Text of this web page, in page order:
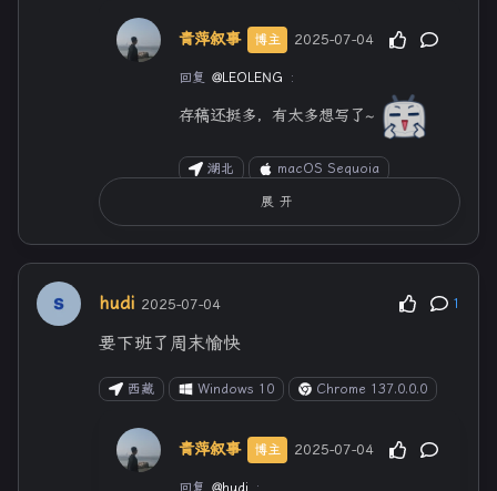
青萍叙事 博主 2025-07-04
回复 @LEOLENG :
存稿还挺多，有太多想写了~
湖北 macOS Sequoia
Chrome 137.0.0.0
欢迎加V，搜索：lusyoe 或直接点击站
点右侧的公众号扫码添加，进群交流讨
湖北 macOS Sequoia
Chrome 137.0.0.0
展开
hudi 2025-07-04 1
要下班了周末愉快
西藏 Windows 10 Chrome 137.0.0.0
青萍叙事 博主 2025-07-04